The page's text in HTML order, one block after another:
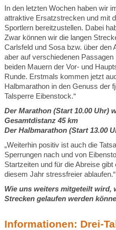
In den letzten Wochen haben wir
attraktive Ersatzstrecken und mit
Sportlern bereitzustellen. Dabei
Zwar können wir die langen
Carlsfeld und Sosa bzw. über den
aber auf verschiedenen
beiden Mauern der Vor- und
Runde. Erstmals kommen jetzt
Halbmarathon in den Genuss der
Talsperre Eibenstock.“
Der Marathon (Start 10.00 Uhr)
Gesamtdistanz 45 km
Der Halbmarathon (Start 13.00
„Weiterhin positiv ist auch die
Sperrungen nach und von
Startzeiten und für die Abreise
diesem Jahr stressfreier ablaufen.“
Wie uns weiters mitgeteilt wird,
Strecken gelaufen werden
Informationen: Drei-